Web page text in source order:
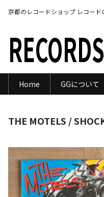
京都のレコードショップ レコード
Home GGについて
THE MOTELS /